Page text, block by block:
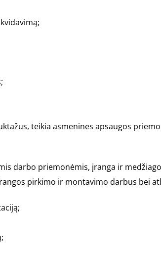
teikia asmenines apsaugos
darbo priemonėmis, įranga ir
pirkimo ir montavimo darbus bei